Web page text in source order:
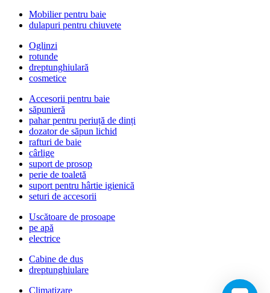
Mobilier pentru baie
dulapuri pentru chiuvete
Oglinzi
rotunde
dreptunghiulară
cosmetice
Accesorii pentru baie
săpunieră
pahar pentru periuță de dinți
dozator de săpun lichid
rafturi de baie
cârlige
suport de prosop
perie de toaletă
suport pentru hârtie igienică
seturi de accesorii
Uscătoare de prosoape
pe apă
electrice
Cabine de dus
dreptunghiulare
Climatizare